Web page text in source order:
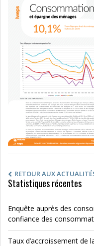
RETOUR AUX
Statistiques récentes
Enquête auprès des
confiance des
Taux d’accroissement de